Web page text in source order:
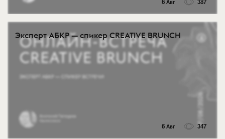
Эксперт АБКР — спикер CREATIVE BRUNCH
6 Авг 347